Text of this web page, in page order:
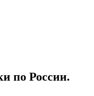
по России.